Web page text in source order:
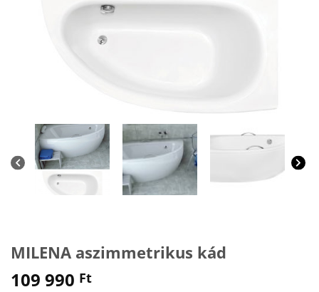
MILENA aszimmetrikus kád
109 990 Ft